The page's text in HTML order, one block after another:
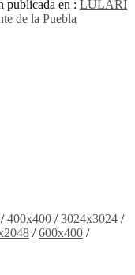
publicada en : LULARI
de la Puebla
/400x400 /3024x3024 /
/600x400 /